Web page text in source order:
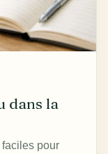
dans la
pour